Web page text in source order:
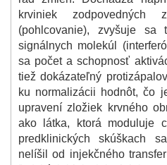
krviniek zodpovedných
(pohlcovanie), zvyšuje sa
signálnych molekúl
sa počet a schopnosť
tiež dokázateľný
ku normalizácii hodnôt, čo
upravení zložiek krvného
ako látka, ktorá moduluje
predklinických skúškach
nelíšil od injekčného